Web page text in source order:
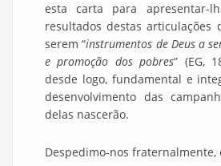
esta carta para apresentar-
resultados destas articulações
serem “instrumentos de Deus a
e promoção dos pobres” (EG,
desde logo, fundamental e
desenvolvimento das
delas nascerão.
Despedimo-nos fraternalmente,